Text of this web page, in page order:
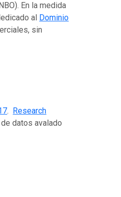
En la medida
al Dominio
sin
.
Research
datos avalado